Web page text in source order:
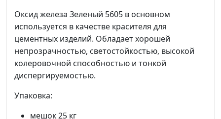
Оксид железа Зеленый 5605 в основном
используется в качестве красителя для
цементных изделий. Обладает хорошей
непрозрачностью, светостойкостью, высокой
колеровочной способностью и тонкой
диспергируемостью.
Упаковка:
мешок 25 кг